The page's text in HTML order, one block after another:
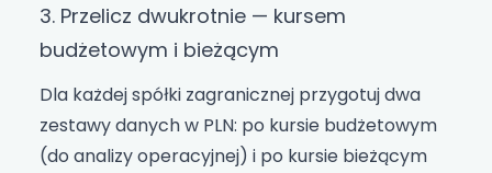
3. Przelicz dwukrotnie — kursem
budżetowym i bieżącym
Dla każdej spółki zagranicznej przygotuj dwa
zestawy danych w PLN: po kursie budżetowym
(do analizy operacyjnej) i po kursie bieżącym